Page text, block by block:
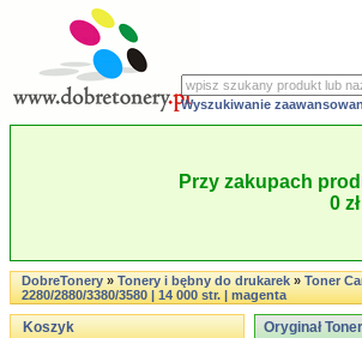
Wyszukiwanie
Przy zakupach
0
DobreTonery»Tonery i bębny do drukarek»Toner
2280/2880/3380/3580 | 14 000 str. | magenta
Koszyk Oryginał